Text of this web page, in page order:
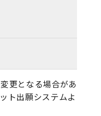
更となる場合があ
ト出願システムよ